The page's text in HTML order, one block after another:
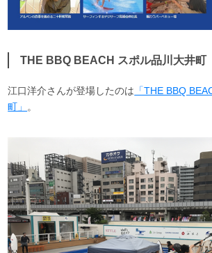
THE BBQ BEACH スポル品川大井町
江口洋介さんが登場したのは 「THE BBQ
町」
。